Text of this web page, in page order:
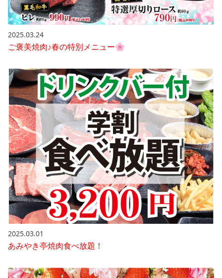
2025.03.24
ご褒美焼肉♪春の特別メニュー🌸
2025.03.01
あみやき亭焼肉食べ放題！